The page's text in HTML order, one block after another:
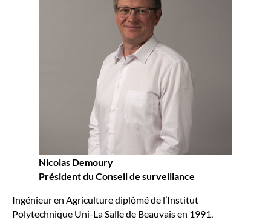
Nicolas Demoury
Président du Conseil de surveillance
Ingénieur en Agriculture diplômé de l’Institut
Polytechnique Uni-La Salle de Beauvais en 1991,